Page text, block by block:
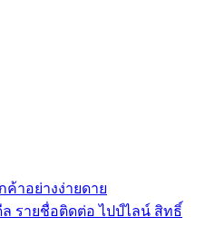
าอย่างง่ายดาย
รายชื่อติดต่อ ไปป์ไลน์ สิทธิ์